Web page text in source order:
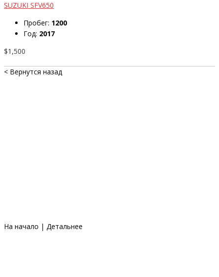
SUZUKI SFV650
Пробег: 1200
Год: 2017
$1,500
< Вернутся назад
На начало | Детальнее